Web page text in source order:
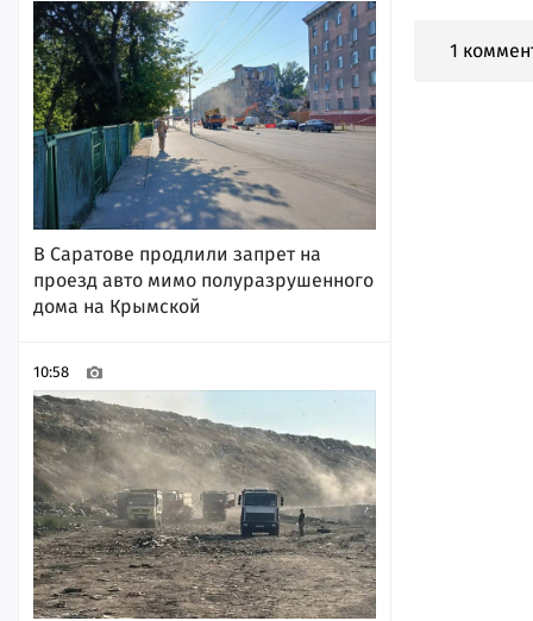
В Саратове продлили запрет на
проезд авто мимо полуразрушенного
дома на Крымской
10:58
1